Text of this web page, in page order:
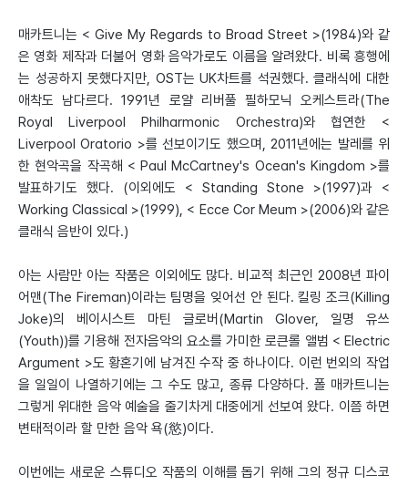
매카트니는 < Give My Regards to Broad Street >(1984)와 같
은 영화 제작과 더불어 영화 음악가로도 이름을 알려왔다. 비록 흥행에
는 성공하지 못했다지만, OST는 UK차트를 석권했다. 클래식에 대한
애착도 남다르다. 1991년 로얄 리버풀 필하모닉 오케스트라(The
Royal Liverpool Philharmonic Orchestra)와 협연한 <
Liverpool Oratorio >를 선보이기도 했으며, 2011년에는 발레를 위
한 현악곡을 작곡해 < Paul McCartney's Ocean's Kingdom >를
발표하기도 했다. (이외에도 < Standing Stone >(1997)과 <
Working Classical >(1999), < Ecce Cor Meum >(2006)와 같은
클래식 음반이 있다.)
아는 사람만 아는 작품은 이외에도 많다. 비교적 최근인 2008년 파이
어맨(The Fireman)이라는 팀명을 잊어선 안 된다. 킬링 조크(Killing
Joke)의 베이시스트 마틴 글로버(Martin Glover, 일명 유쓰
(Youth))를 기용해 전자음악의 요소를 가미한 로큰롤 앨범 < Electric
Argument >도 황혼기에 남겨진 수작 중 하나이다. 이런 번외의 작업
을 일일이 나열하기에는 그 수도 많고, 종류 다양하다. 폴 매카트니는
그렇게 위대한 음악 예술을 줄기차게 대중에게 선보여 왔다. 이쯤 하면
변태적이라 할 만한 음악 욕(慾)이다.
이번에는 새로운 스튜디오 작품의 이해를 돕기 위해 그의 정규 디스코